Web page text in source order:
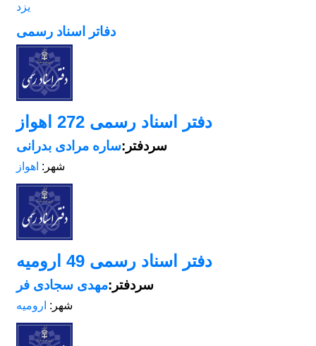
یزد
دفاتر اسناد رسمی
دفتر اسناد رسمی 272 اهواز
سردفتر:ساره مرادی بدرانی
شهر: اهواز
دفتر اسناد رسمی 49 ارومیه
سردفتر:مهدی سجادی فر
شهر: ارومیه